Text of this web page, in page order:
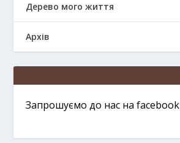
Дерево мого життя
Архів
Запрошуємо до нас на facebook